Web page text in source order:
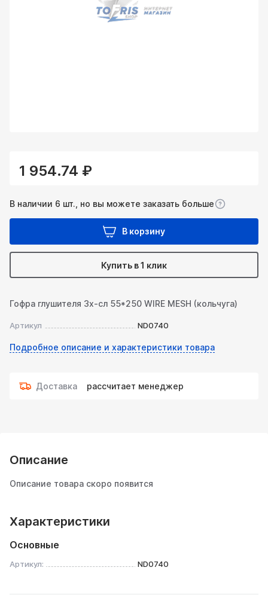
1 954.74 ₽
В наличии 6 шт., но вы можете заказать больше
В корзину
Купить в 1 клик
Гофра глушителя 3х-сл 55*250 WIRE MESH (кольчуга)
Артикул ND0740
Подробное описание и характеристики товара
Доставка рассчитает менеджер
Описание
Описание товара скоро появится
Характеристики
Основные
Артикул: ND0740